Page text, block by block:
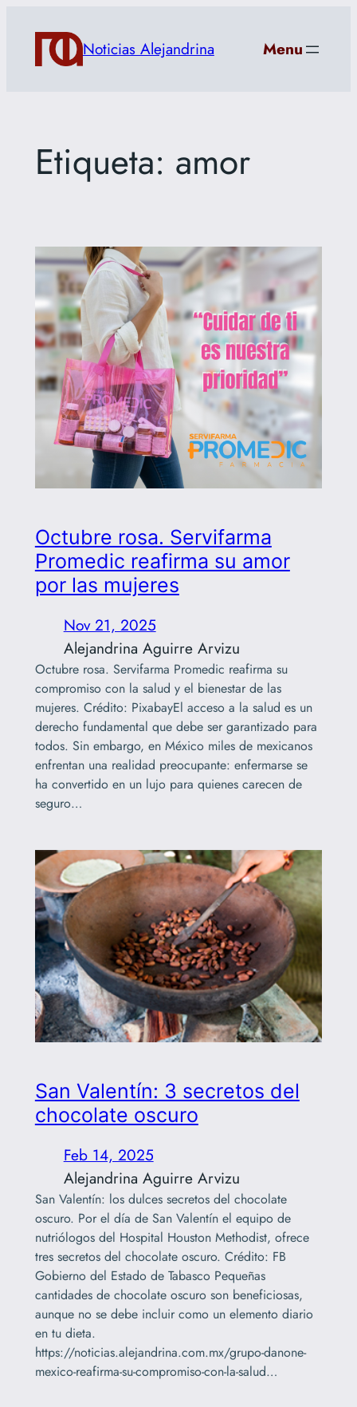
contenido
Noticias Alejandrina Menu
Etiqueta: amor
Octubre rosa. Servifarma
Promedic reafirma su amor
por las mujeres
Nov 21, 2025
Alejandrina Aguirre Arvizu
Octubre rosa. Servifarma Promedic reafirma su
compromiso con la salud y el bienestar de las
mujeres. Crédito: PixabayEl acceso a la salud es un
derecho fundamental que debe ser garantizado para
todos. Sin embargo, en México miles de mexicanos
enfrentan una realidad preocupante: enfermarse se
ha convertido en un lujo para quienes carecen de
seguro…
San Valentín: 3 secretos del
chocolate oscuro
Feb 14, 2025
Alejandrina Aguirre Arvizu
San Valentín: los dulces secretos del chocolate
oscuro. Por el día de San Valentín el equipo de
nutriólogos del Hospital Houston Methodist, ofrece
tres secretos del chocolate oscuro. Crédito: FB
Gobierno del Estado de Tabasco Pequeñas
cantidades de chocolate oscuro son beneficiosas,
aunque no se debe incluir como un elemento diario
en tu dieta.
https://noticias.alejandrina.com.mx/grupo-danone-
mexico-reafirma-su-compromiso-con-la-salud…